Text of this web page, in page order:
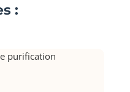
:
purification